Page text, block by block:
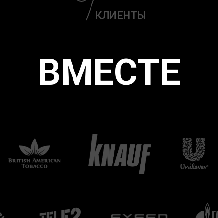
КЛИЕНТЫ